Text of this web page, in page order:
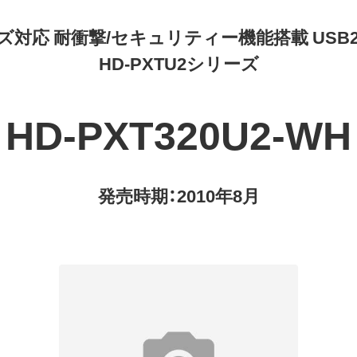
対応 耐衝撃/セキュリティー機能搭載
HD-PXTU2シリーズ
HD-PXT320U2-WH
発売時期：2010年8月